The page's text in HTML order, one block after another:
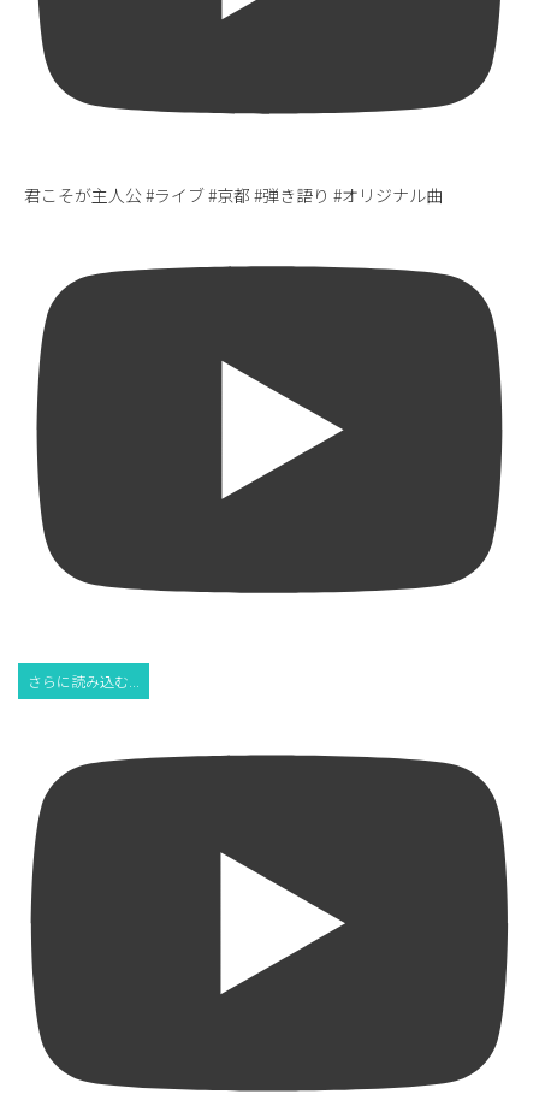
君こそが主人公 #ライブ #京都 #弾き語り #オリジナル曲
さらに読み込む...